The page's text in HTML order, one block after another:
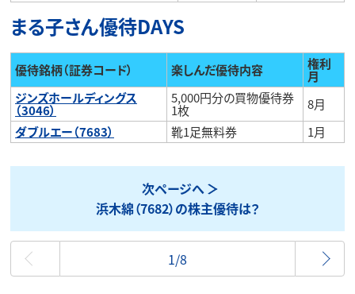
まる子さん優待DAYS
優待銘柄（証券コード） 楽しんだ優待内容 権利
月
ジンズホールディングス
（3046）
5,000円分の買物優待券
1枚
8月
ダブルエー（7683）
靴1足無料券 1月
次ページへ
浜木綿（7682）の株主優待は？
1/8